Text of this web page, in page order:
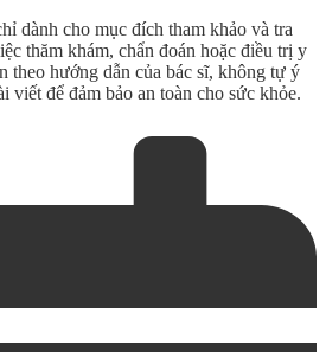
dành cho mục đích tham khảo và tra
thăm khám, chẩn đoán hoặc điều trị y
theo hướng dẫn của bác sĩ, không tự ý
viết để đảm bảo an toàn cho sức khỏe.